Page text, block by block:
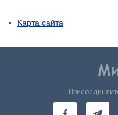
Карта сайта